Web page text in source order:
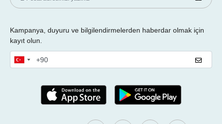
Kampanya, duyuru ve bilgilendirmelerden haberdar olmak için
kayıt olun.